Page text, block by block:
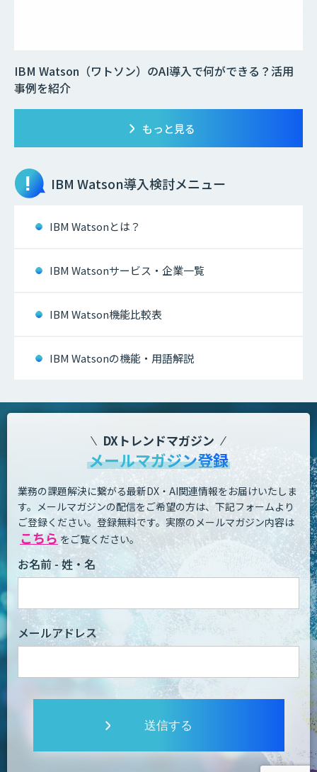
IBM Watson（ワトソン）のAI導入で何ができる？活用
事例を紹介
もっと見る
IBM Watson導入検討メニュー
IBM Watsonとは？
IBM Watsonサービス・企業一覧
IBM Watson機能比較表
IBM Watsonの機能・用語解説
DXトレンドマガジン
メールマガジン登録
業務の課題解決に繋がる最新DX・AI関連情報をお届けいたしま
す。 メールマガジンの配信をご希望の方は、下記フォームより
ご登録ください。登録無料です。 実際のメールマガジン内容は
こちら をご覧ください。
お名前 - 姓・名
メールアドレス
送信する